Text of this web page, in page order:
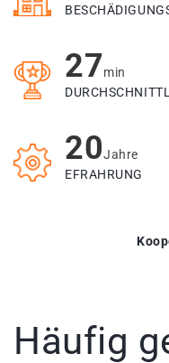
27min
20Jahre
EFRAHRUNG
Häufig